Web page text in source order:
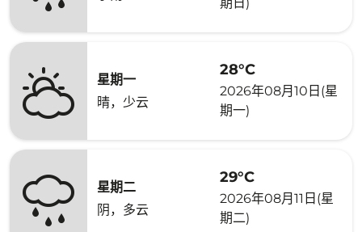
星期一
晴，少云
28°C
2026年08月10日(星
期一)
星期二
阴，多云
29°C
2026年08月11日(星
期二)